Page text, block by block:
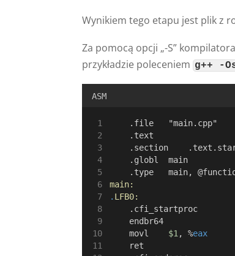
Wynikiem tego etapu jest plik z
Za pomocą opcji „-S”
przykładzie poleceniemg++ -
ASM
    .file	"main.cpp"
	.text
.section
	.globl	main
.type	main,
main:
. LFB0:
	.cfi_startproc
	endbr64
$1 , %eax
	ret